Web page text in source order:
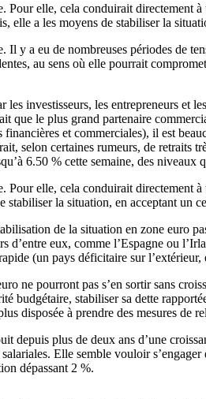
Pour elle, cela conduirait
elle a les moyens de stabiliser la
Il y a eu de nombreuses périodes
au sens où elle pourrait
les investisseurs, les entrepreneurs
le plus grand partenaire
et commerciales), il est
selon certaines rumeurs, de retraits
6.50 % cette semaine, des
Pour elle, cela conduirait
la situation, en acceptant un
de la situation en zone euro
d’entre eux, comme l’Espagne ou
(un pays déficitaire sur
ne pourront pas s’en sortir sans
budgétaire, stabiliser sa dette
disposée à prendre des mesures de
depuis plus de deux ans d’une
Elle semble vouloir
dépassant 2 %.